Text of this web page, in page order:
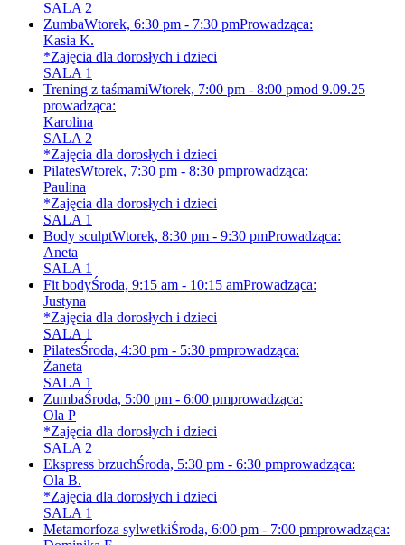
SALA 2
ZumbaWtorek, 6:30 pm - 7:30 pmProwadząca:
Kasia K.
*Zajęcia dla dorosłych i dzieci
SALA 1
Trening z taśmamiWtorek, 7:00 pm - 8:00 pmod 9.09.25
prowadząca:
Karolina
SALA 2
*Zajęcia dla dorosłych i dzieci
PilatesWtorek, 7:30 pm - 8:30 pmprowadząca:
Paulina
*Zajęcia dla dorosłych i dzieci
SALA 1
Body sculptWtorek, 8:30 pm - 9:30 pmProwadząca:
Aneta
SALA 1
Fit bodyŚroda, 9:15 am - 10:15 amProwadząca:
Justyna
*Zajęcia dla dorosłych i dzieci
SALA 1
PilatesŚroda, 4:30 pm - 5:30 pmprowadząca:
Żaneta
SALA 1
ZumbaŚroda, 5:00 pm - 6:00 pmprowadząca:
Ola P
*Zajęcia dla dorosłych i dzieci
SALA 2
Ekspress brzuchŚroda, 5:30 pm - 6:30 pmprowadząca:
Ola B.
*Zajęcia dla dorosłych i dzieci
SALA 1
Metamorfoza sylwetkiŚroda, 6:00 pm - 7:00 pmprowadząca: